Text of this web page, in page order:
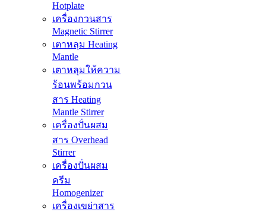
Hotplate
เครื่องกวนสาร
Magnetic Stirrer
เตาหลุม Heating
Mantle
เตาหลุมให้ความ
ร้อนพร้อมกวน
สาร Heating
Mantle Stirrer
เครื่องปั่นผสม
สาร Overhead
Stirrer
เครื่องปั่นผสม
ครีม
Homogenizer
เครื่องเขย่าสาร